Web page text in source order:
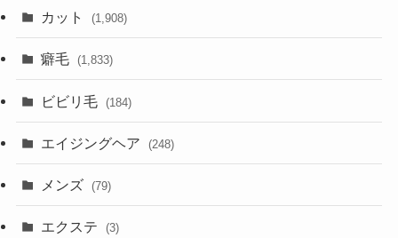
カット (1,908)
癖毛 (1,833)
ビビリ毛 (184)
エイジングヘア (248)
メンズ (79)
エクステ (3)